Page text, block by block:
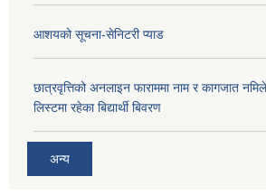
आशयको सूचना-सेनिटरी प्याड
छात्रवृत्तिको अनलाइन फाराममा नाम र कागजात
लिस्टमा रहेका बिद्यार्थी बिवरण
अन्य